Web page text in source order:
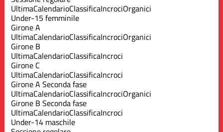
UltimaCalendarioClassificaIncrociOrganici
Under-15 femminile
Girone A
UltimaCalendarioClassificaIncrociOrganici
Girone B
UltimaCalendarioClassificaIncroci
Girone C
UltimaCalendarioClassificaIncroci
Girone A Seconda fase
UltimaCalendarioClassificaIncrociOrganici
Girone B Seconda fase
UltimaCalendarioClassificaIncroci
Under-14 maschile